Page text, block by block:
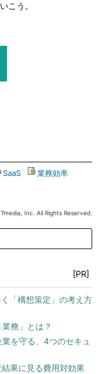
こう。
SaaS 業務効率
Inc. All Rights Reserved.
[PR]
「構想策定」の考え方
務」とは？
を守る、4つのセキュ
果に見る費用対効果